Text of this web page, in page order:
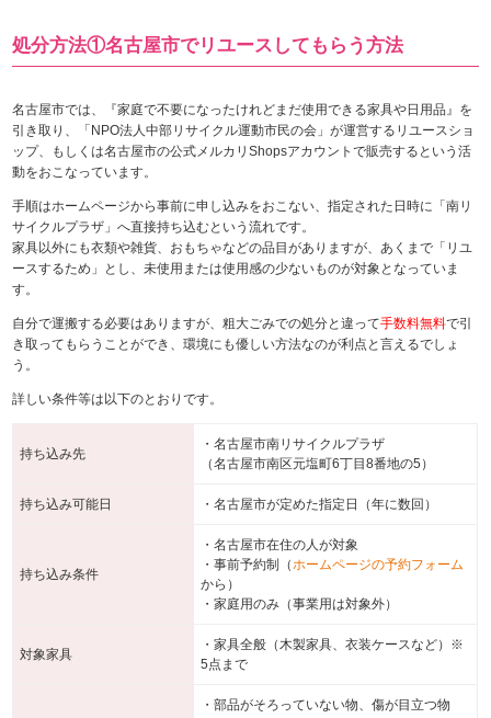
処分方法①名古屋市でリユースしてもらう方法
名古屋市では、『家庭で不要になったけれどまだ使用できる家具や日用品』を
引き取り、「NPO法人中部リサイクル運動市民の会」が運営するリユースショ
ップ、もしくは名古屋市の公式メルカリShopsアカウントで販売するという活
動をおこなっています。
手順はホームページから事前に申し込みをおこない、指定された日時に「南リ
サイクルプラザ」へ直接持ち込むという流れです。
家具以外にも衣類や雑貨、おもちゃなどの品目がありますが、あくまで「リユ
ースするため」とし、未使用または使用感の少ないものが対象となっていま
す。
自分で運搬する必要はありますが、粗大ごみでの処分と違って手数料無料で引
き取ってもらうことができ、環境にも優しい方法なのが利点と言えるでしょ
う。
詳しい条件等は以下のとおりです。
持ち込み先
・名古屋市南リサイクルプラザ
（名古屋市南区元塩町6丁目8番地の5）
持ち込み可能日 ・名古屋市が定めた指定日（年に数回）
持ち込み条件
・名古屋市在住の人が対象
・事前予約制（ホームページの予約フォーム
から）
・家庭用のみ（事業用は対象外）
対象家具
・家具全般（木製家具、衣装ケースなど）※
5点まで
・部品がそろっていない物、傷が目立つ物